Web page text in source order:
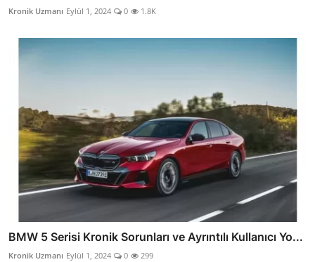
Kronik Uzmanı Eylül 1, 2024 0 1.8K
BMW 5 Serisi Kronik Sorunları ve Ayrıntılı Kullanıcı Yo...
Kronik Uzmanı Eylül 1, 2024 0 299